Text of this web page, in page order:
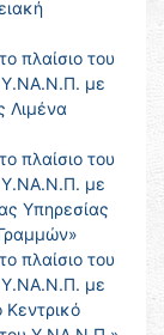
πλαίσιο του
Υ.ΝΑ.Ν.Π. με
Λιμένα
πλαίσιο του
Υ.ΝΑ.Ν.Π. με
Υπηρεσίας
πλαίσιο του
Υ.ΝΑ.Ν.Π. με
Κεντρικό